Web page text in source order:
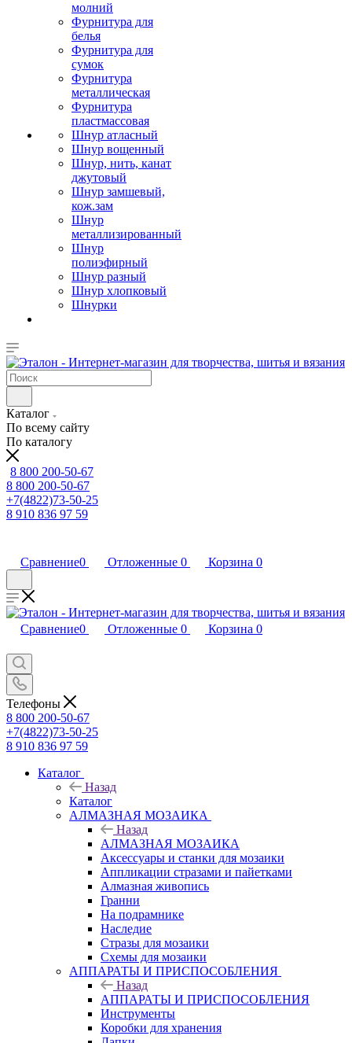
молний
Фурнитура для
белья
Фурнитура для
сумок
Фурнитура
металлическая
Фурнитура
пластмассовая
Шнур атласный
Шнур вощенный
Шнур, нить, канат
джутовый
Шнур замшевый,
кож.зам
Шнур
металлизированный
Шнур
полиэфирный
Шнур разный
Шнур хлопковый
Шнурки
Каталог
По всему сайту
По каталогу
8 800 200-50-67
8 800 200-50-67
+7(4822)73-50-25
8 910 836 97 59
Сравнение0 Отложенные 0 Корзина 0
Сравнение0 Отложенные 0 Корзина 0
Телефоны
8 800 200-50-67
+7(4822)73-50-25
8 910 836 97 59
Каталог
Назад
Каталог
АЛМАЗНАЯ МОЗАИКА
Назад
АЛМАЗНАЯ МОЗАИКА
Аксессуары и станки для мозаики
Аппликации стразами и пайетками
Алмазная живопись
Гранни
На подрамнике
Наследие
Стразы для мозаики
Схемы для мозаики
АППАРАТЫ И ПРИСПОСОБЛЕНИЯ
Назад
АППАРАТЫ И ПРИСПОСОБЛЕНИЯ
Инструменты
Коробки для хранения